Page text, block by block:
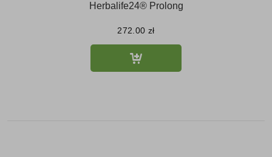
Herbalife24® Prolong
272.00 zł